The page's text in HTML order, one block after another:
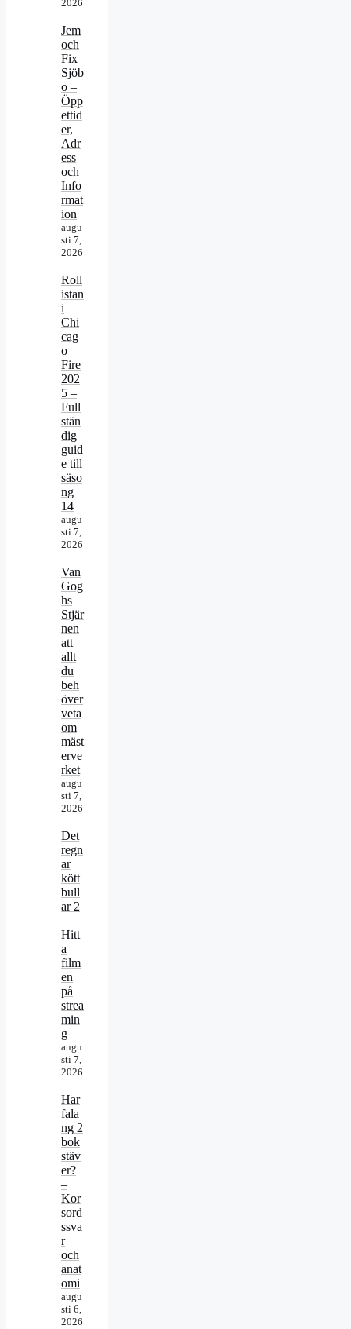
2026
Jem
och
Fix
Sjöb
o –
Öpp
ettid
er,
Adr
ess
och
Info
rmat
ion
augu
sti 7,
2026
Roll
istan
i
Chi
cag
o
Fire
202
5 –
Full
stän
dig
guid
e till
säso
ng
14
augu
sti 7,
2026
Van
Gog
hs
Stjär
nen
att –
allt
du
beh
över
veta
om
mäst
erve
rket
augu
sti 7,
2026
Det
regn
ar
kött
bull
ar 2
–
Hitt
a
film
en
på
strea
min
g
augu
sti 7,
2026
Har
fala
ng 2
bok
stäv
er?
–
Kor
sord
ssva
r
och
anat
omi
augu
sti 6,
2026